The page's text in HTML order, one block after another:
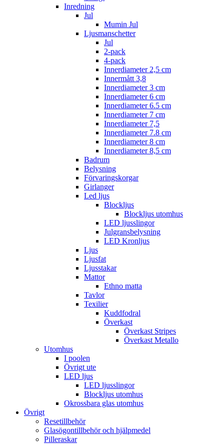
Inredning
Jul
Mumin Jul
Ljusmanschetter
Jul
2-pack
4-pack
Innerdiameter 2,5 cm
Innermått 3,8
Innerdiameter 3 cm
Innerdiameter 6 cm
Innerdiameter 6.5 cm
Innerdiameter 7 cm
Innerdiameter 7,5
Innerdiameter 7.8 cm
Innerdiameter 8 cm
Innerdiameter 8,5 cm
Badrum
Belysning
Förvaringskorgar
Girlanger
Led ljus
Blockljus
Blockljus utomhus
LED ljusslingor
Julgransbelysning
LED Kronljus
Ljus
Ljusfat
Ljusstakar
Mattor
Ethno matta
Tavlor
Texilier
Kuddfodral
Överkast
Överkast Stripes
Överkast Metallo
Utomhus
I poolen
Övrigt ute
LED ljus
LED ljusslingor
Blockljus utomhus
Okrossbara glas utomhus
Övrigt
Resetillbehör
Glasögontillbehör och hjälpmedel
Pilleraskar